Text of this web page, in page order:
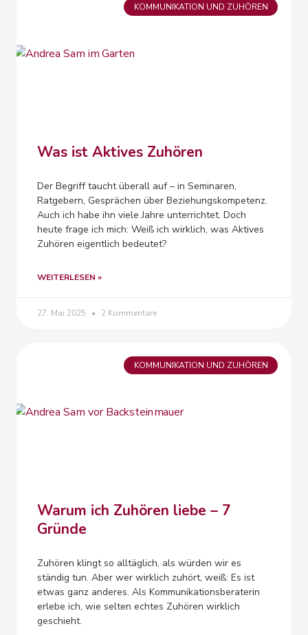
KOMMUNIKATION UND ZUHÖREN
Was ist Aktives Zuhören
Der Begriff taucht überall auf – in Seminaren,
Ratgebern, Gesprächen über Beziehungskompetenz.
Auch ich habe ihn viele Jahre unterrichtet. Doch
heute frage ich mich: Weiß ich wirklich, was Aktives
Zuhören eigentlich bedeutet?
WEITERLESEN »
27. Mai 2025 2 Kommentare
KOMMUNIKATION UND ZUHÖREN
Warum ich Zuhören liebe – 7
Gründe
Zuhören klingt so alltäglich, als würden wir es
ständig tun. Aber wer wirklich zuhört, weiß: Es ist
etwas ganz anderes. Als Kommunikationsberaterin
erlebe ich, wie selten echtes Zuhören wirklich
geschieht.